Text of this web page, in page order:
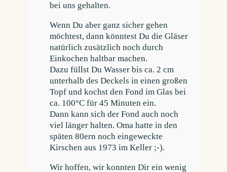
bei uns gehalten.
Wenn Du aber ganz sicher gehen
möchtest, dann könntest Du die Gläser
natürlich zusätzlich noch durch
Einkochen haltbar machen.
Dazu füllst Du Wasser bis ca. 2 cm
unterhalb des Deckels in einen großen
Topf und kochst den Fond im Glas bei
ca. 100°C für 45 Minuten ein.
Dann kann sich der Fond auch noch
viel länger halten. Oma hatte in den
späten 80ern noch eingeweckte
Kirschen aus 1973 im Keller ;-).
Wir hoffen, wir konnten Dir ein wenig